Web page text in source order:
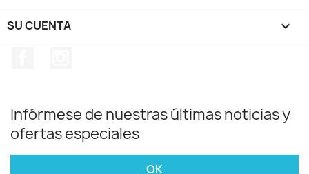
SU CUENTA 
Infórmese de nuestras últimas noticias y
ofertas especiales